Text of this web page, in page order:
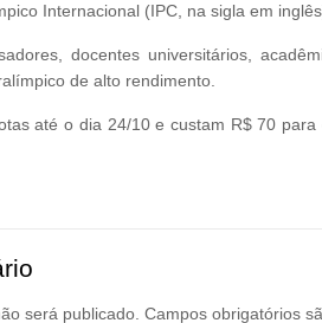
Internacional (IPC, na sigla em
docentes universitários,
de alto rendimento.
até o dia 24/10 e custam R$ 70
será publicado. Campos obrigatórios